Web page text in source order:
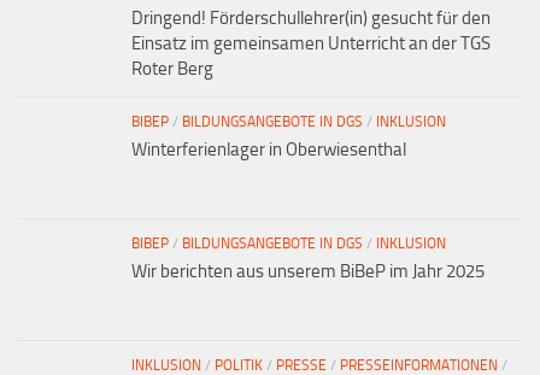
Dringend! Förderschullehrer(in) gesucht für den
Einsatz im gemeinsamen Unterricht an der TGS
Roter Berg
BIBEP / BILDUNGSANGEBOTE IN DGS / INKLUSION
Winterferienlager in Oberwiesenthal
BIBEP / BILDUNGSANGEBOTE IN DGS / INKLUSION
Wir berichten aus unserem BiBeP im Jahr 2025
INKLUSION / POLITIK / PRESSE / PRESSEINFORMATIONEN /